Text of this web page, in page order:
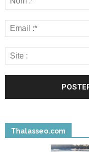
Thalasseo.com